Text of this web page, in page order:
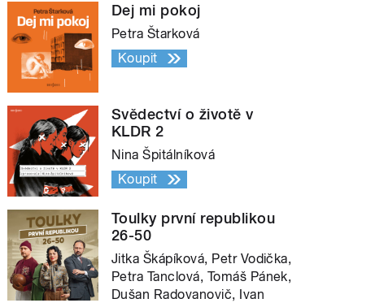
Dej mi pokoj
Petra Štarková
Koupit
Svědectví o životě v
KLDR 2
Nina Špitálníková
Koupit
Toulky první republikou
26-50
Jitka Škápíková, Petr Vodička,
Petra Tanclová, Tomáš Pánek,
Dušan Radovanovič, Ivan